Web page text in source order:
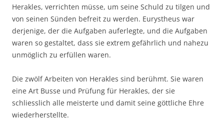
Herakles, verrichten müsse, um seine Schuld zu tilgen und
von seinen Sünden befreit zu werden. Eurystheus war
derjenige, der die Aufgaben auferlegte, und die Aufgaben
waren so gestaltet, dass sie extrem gefährlich und nahezu
unmöglich zu erfüllen waren.
Die zwölf Arbeiten von Herakles sind berühmt. Sie waren
eine Art Busse und Prüfung für Herakles, der sie
schliesslich alle meisterte und damit seine göttliche Ehre
wiederherstellte.